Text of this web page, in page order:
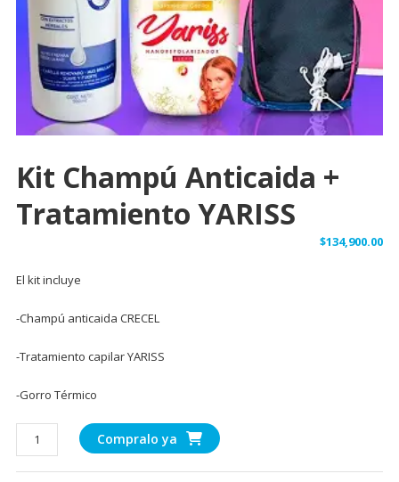
Kit Champú Anticaida +
Tratamiento YARISS
$134,900.00
El kit incluye
-Champú anticaida CRECEL
-Tratamiento capilar YARISS
-Gorro Térmico
Compralo ya